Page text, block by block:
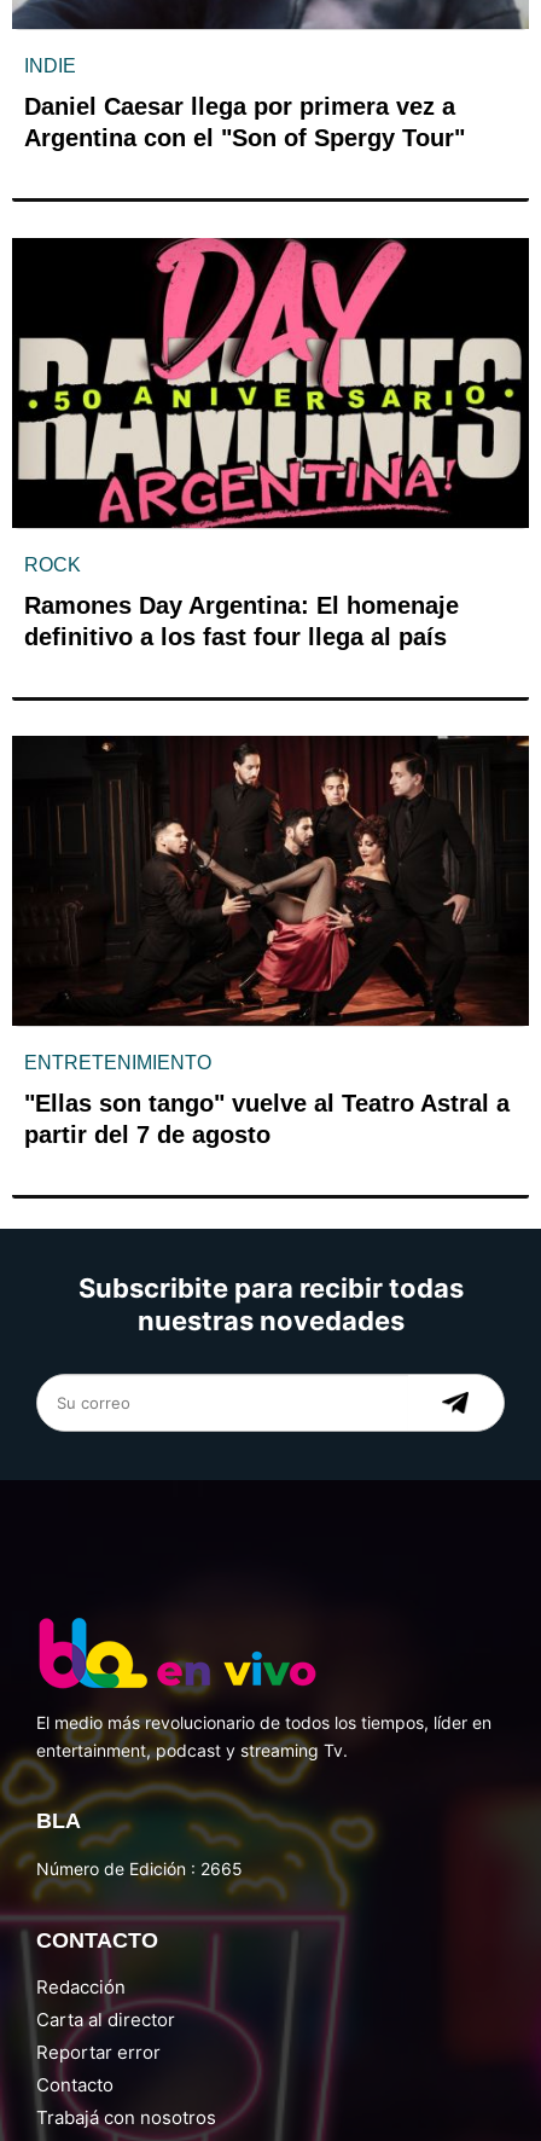
INDIE
Daniel Caesar llega por primera vez a
Argentina con el "Son of Spergy Tour"
ROCK
Ramones Day Argentina: El homenaje
definitivo a los fast four llega al país
ENTRETENIMIENTO
"Ellas son tango" vuelve al Teatro Astral a
partir del 7 de agosto
Subscribite para recibir todas
nuestras novedades
El medio más revolucionario de todos los tiempos, líder en
entertainment, podcast y streaming Tv.
BLA
Número de Edición : 2665
CONTACTO
Redacción
Carta al director
Reportar error
Contacto
Trabajá con nosotros